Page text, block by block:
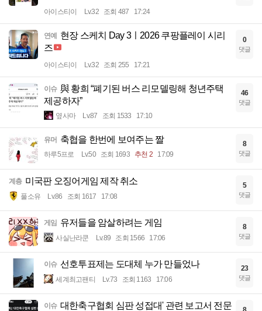
아이스티이 Lv.32 조회 487 17:24
연예 현장 스케치 Day 3ㅣ2026 쿠팡플레이 시리
즈
아이스티이 Lv.32 조회 255 17:21
0
댓글
이슈 與 황희 “폐기된 버스 리모델링해 청년주택
제공하자”
옆사마 Lv.87 조회 1533 17:10
46
댓글
유머 축협을 한번에 보여주는 짤
하루5프로 Lv.50 조회 1693 추천 2 17:09
8
댓글
계층 미국판 오징어게임 제작 취소
풀소유 Lv.86 조회 1617 17:08
5
댓글
게임 유저들을 암살하려는 게임
사실난라쿤 Lv.89 조회 1566 17:06
8
댓글
이슈 선호투표제는 도대체 누가 만들었나
세계최고팬티 Lv.73 조회 1163 17:06
23
댓글
이슈 대한축구협회 심판 성접대' 관련 보고서 전문